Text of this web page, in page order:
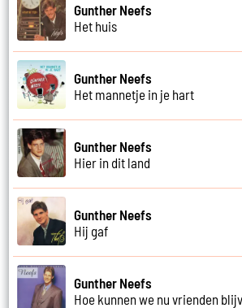
Gunther Neefs
Het huis
Gunther Neefs
Het mannetje in je hart
Gunther Neefs
Hier in dit land
Gunther Neefs
Hij gaf
Gunther Neefs
Hoe kunnen we nu vrienden